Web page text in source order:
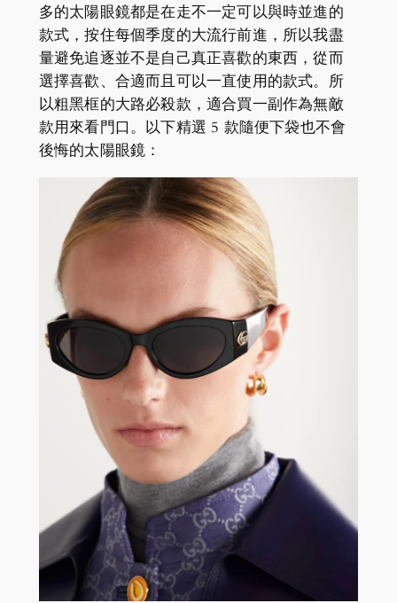
多的太陽眼鏡都是在走不一定可以與時並進的
款式，按住每個季度的大流行前進，所以我盡
量避免追逐並不是自己真正喜歡的東西，從而
選擇喜歡、合適而且可以一直使用的款式。所
以粗黑框的大路必殺款，適合買一副作為無敵
款用來看門口。以下精選 5 款隨便下袋也不會
後悔的太陽眼鏡：